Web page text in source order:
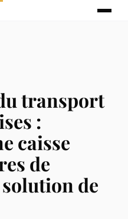
transport
:
caisse
de
de